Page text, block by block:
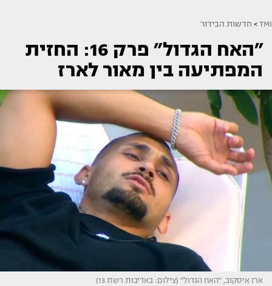
TMI
> חדשות הבידור
״האח הגדול״ פרק 16: החזית
המפתיעה בין מאור לארז
ארז איסקוב, "האח הגדול" (צילום: באדיבות רשת 13)